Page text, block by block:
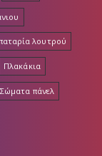
λουτρού
Πλακάκια
Σώματα πάνελ